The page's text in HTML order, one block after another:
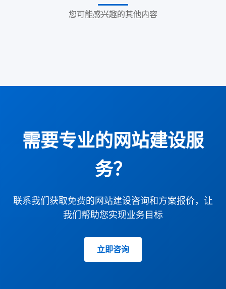
您可能感兴趣的其他内容
需要专业的网站建设服
务？
联系我们获取免费的网站建设咨询和方案报价，让
我们帮助您实现业务目标
立即咨询